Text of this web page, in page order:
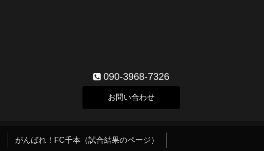
090-3968-7326
お問い合わせ
がんばれ！FC千本（試合結果のページ）